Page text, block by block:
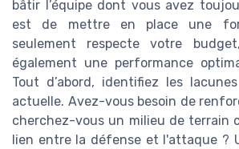
bâtir l’équipe dont vous avez
est de mettre en place une
seulement respecte votre
également une performance
Tout d’abord, identifiez les
actuelle. Avez-vous besoin de
cherchez-vous un milieu de terrain
lien entre la défense et l'attaque ?